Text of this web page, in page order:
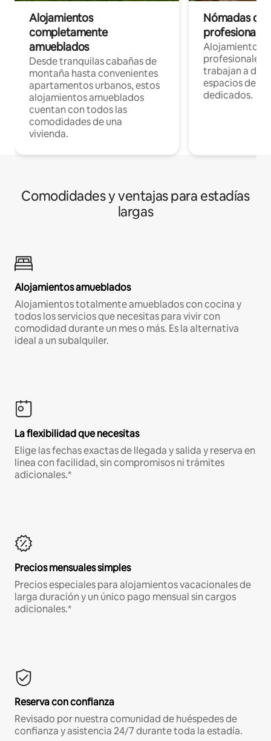
Alojamientos
completamente
amueblados
Desde tranquilas cabañas de
montaña hasta convenientes
apartamentos urbanos, estos
alojamientos amueblados
cuentan con todos las
comodidades de una
vivienda.
Nómadas
Alojamientos
profesionales
trabajan a
espacios de
dedicados.
Comodidades y ventajas para estadías
largas
Alojamientos amueblados
Alojamientos totalmente amueblados con cocina y
todos los servicios que necesitas para vivir con
comodidad durante un mes o más. Es la alternativa
ideal a un subalquiler.
La flexibilidad que necesitas
Elige las fechas exactas de llegada y salida y reserva en
línea con facilidad, sin compromisos ni trámites
adicionales.*
Precios mensuales simples
Precios especiales para alojamientos vacacionales de
larga duración y un único pago mensual sin cargos
adicionales.*
Reserva con confianza
Revisado por nuestra comunidad de huéspedes de
confianza y asistencia 24/7 durante toda la estadía.